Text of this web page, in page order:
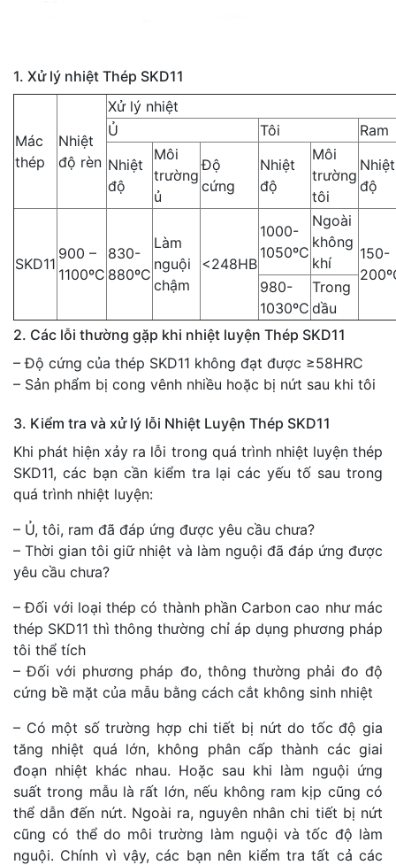
1. Xử lý nhiệt Thép SKD11
Mác
thép
Nhiệt
độ rèn
Xử lý nhiệt
Ủ
Tôi
Ram
Nhiệt
độ
Môi
trường
ủ
Độ
cứng
Nhiệt
độ
Môi
trường
tôi
Nhiệt
độ
SKD11
900 –
1100ºC
830-
880ºC
Làm
nguội
chậm
<248HB
1000-
1050ºC
Ngoài
không
khí
150-
980-
1030ºC
Trong
dầu
2. Các lỗi thường gặp khi nhiệt luyện Thép SKD11
– Độ cứng của thép SKD11 không đạt được ≥58HRC
– Sản phẩm bị cong vênh nhiều hoặc bị nứt sau khi tôi
3. Kiểm tra và xử lý lỗi Nhiệt Luyện Thép SKD11
Khi phát hiện xảy ra lỗi trong quá trình nhiệt luyện thép
SKD11, các bạn cần kiểm tra lại các yếu tố sau trong
quá trình nhiệt luyện:
– Ủ, tôi, ram đã đáp ứng được yêu cầu chưa?
– Thời gian tôi giữ nhiệt và làm nguội đã đáp ứng được
yêu cầu chưa?
– Đối với loại thép có thành phần Carbon cao như mác
thép SKD11 thì thông thường chỉ áp dụng phương pháp
tôi thể tích
– Đối với phương pháp đo, thông thường phải đo độ
cứng bề mặt của mẫu bằng cách cắt không sinh nhiệt
– Có một số trường hợp chi tiết bị nứt do tốc độ gia
tăng nhiệt quá lớn, không phân cấp thành các giai
đoạn nhiệt khác nhau. Hoặc sau khi làm nguội ứng
suất trong mẫu là rất lớn, nếu không ram kịp cũng có
thể dẫn đến nứt. Ngoài ra, nguyên nhân chi tiết bị nứt
cũng có thể do môi trường làm nguội và tốc độ làm
nguội. Chính vì vậy, các bạn nên kiểm tra tất cả các